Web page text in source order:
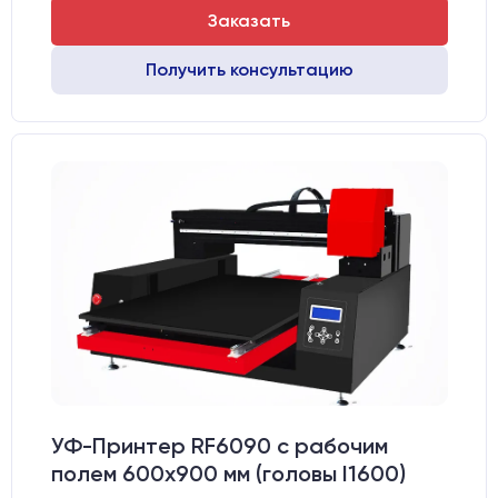
Заказать
Получить консультацию
УФ-Принтер RF6090 с рабочим
полем 600х900 мм (головы I1600)